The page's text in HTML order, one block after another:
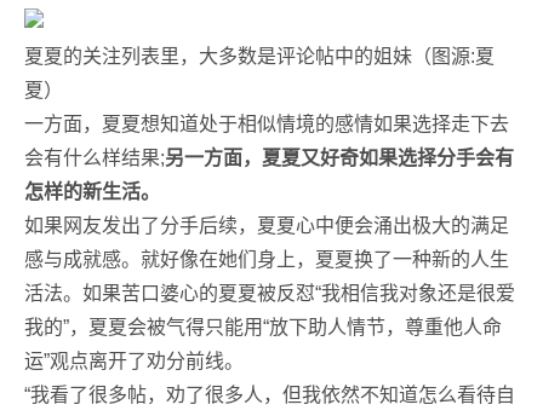
夏夏的关注列表里，大多数是评论帖中的姐妹（图源:夏
夏）
一方面，夏夏想知道处于相似情境的感情如果选择走下去
会有什么样结果;另一方面，夏夏又好奇如果选择分手会有
怎样的新生活。
如果网友发出了分手后续，夏夏心中便会涌出极大的满足
感与成就感。就好像在她们身上，夏夏换了一种新的人生
活法。如果苦口婆心的夏夏被反怼“我相信我对象还是很爱
我的”，夏夏会被气得只能用“放下助人情节，尊重他人命
运”观点离开了劝分前线。
“我看了很多帖，劝了很多人，但我依然不知道怎么看待自